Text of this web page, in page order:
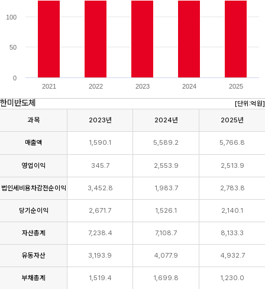
2021 2022 2023 2024 2025
0
50
100
한미반도체 [단위:억원]
억
과목 2023년 2024년 2025년
매출액 1,590.1 5,589.2 5,766.8
영업이익 345.7 2,553.9 2,513.9
법인세비용차감전순이익 3,452.8 1,983.7 2,783.8
당기순이익 2,671.7 1,526.1 2,140.1
자산총계 7,238.4 7,108.7 8,133.3
유동자산 3,193.9 4,077.9 4,932.7
부채총계 1,519.4 1,699.8 1,230.0